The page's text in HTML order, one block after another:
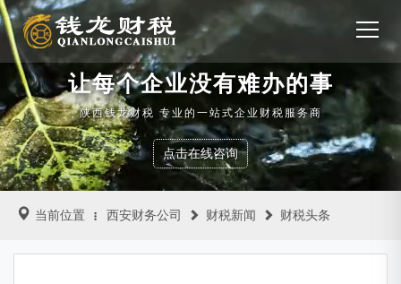
让每个企业没有难办的事
陕西钱龙财税 专业的一站式企业财税服务商
点击在线咨询
当前位置 西安财务公司 财税新闻 财税头条